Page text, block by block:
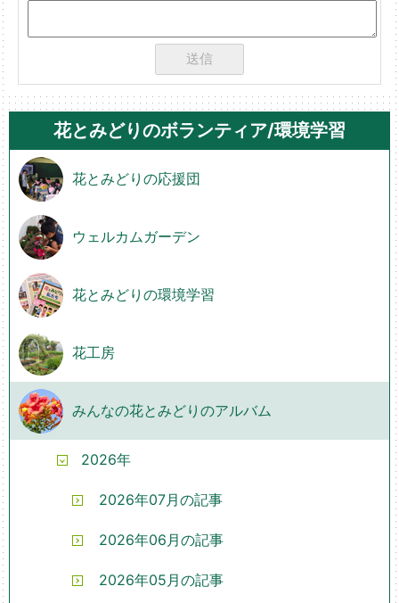
花とみどりのボランティア/環境学習
花とみどりの応援団
ウェルカムガーデン
花とみどりの環境学習
花工房
みんなの花とみどりのアルバム
2026年
2026年07月の記事
2026年06月の記事
2026年05月の記事